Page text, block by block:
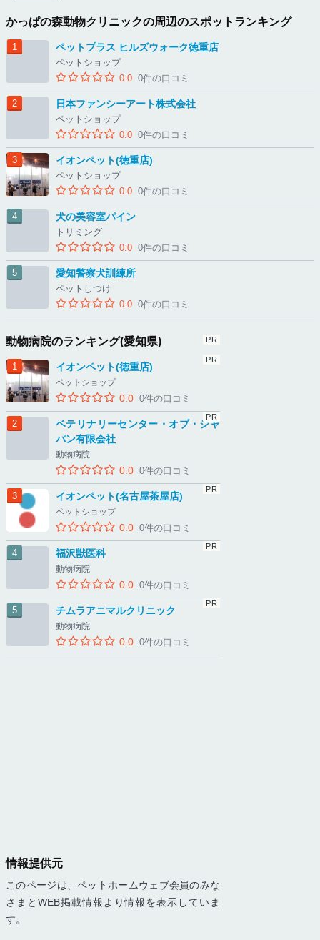
かっぱの森動物クリニックの周辺のスポットランキング
ペットプラス ヒルズウォーク徳重店
ペットショップ
0.0 0件の口コミ
日本ファンシーアート株式会社
ペットショップ
0.0 0件の口コミ
イオンペット(徳重店)
ペットショップ
0.0 0件の口コミ
犬の美容室パイン
トリミング
0.0 0件の口コミ
愛知警察犬訓練所
ペットしつけ
0.0 0件の口コミ
動物病院のランキング(愛知県)
イオンペット(徳重店)
ペットショップ
0.0 0件の口コミ
ベテリナリーセンター・オブ・ジャ
パン有限会社
動物病院
0.0 0件の口コミ
イオンペット(名古屋茶屋店)
ペットショップ
0.0 0件の口コミ
福沢獣医科
動物病院
0.0 0件の口コミ
チムラアニマルクリニック
動物病院
0.0 0件の口コミ
情報提供元
このページは、ペットホームウェブ会員のみな
さまとWEB掲載情報より情報を表示していま
す。